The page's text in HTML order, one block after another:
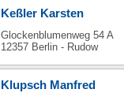
Keßler Karsten
Glockenblumenweg 54 A
12357 Berlin - Rudow
Klupsch Manfred